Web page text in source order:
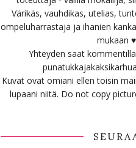
Värikäs, vauhdikas, utelias,
ompeluharrastaja ja ihanien
mukaan ♥
Yhteyden saat
Kuvat ovat omiani ellen toisin
lupaani niitä. Do not copy